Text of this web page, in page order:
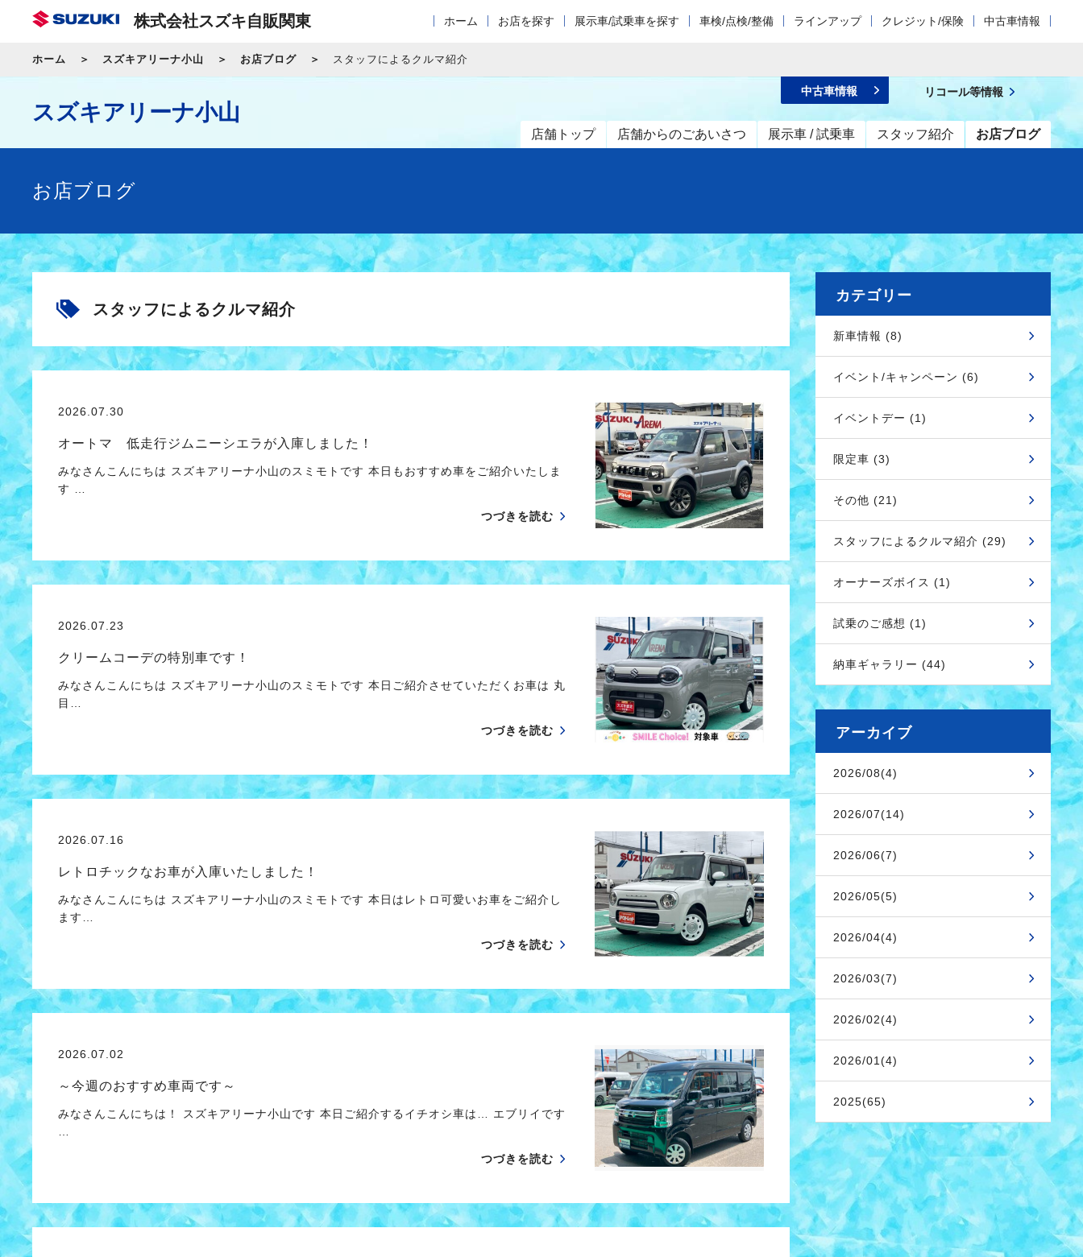
株式会社スズキ自販関東 ホーム お店を探す 展示車/試乗車を探す 車検/点検/整備 ラインアップ クレジット/保険 中古車情報
ホーム スズキアリーナ小山 お店ブログ スタッフによるクルマ紹介
スズキアリーナ小山
店舗トップ 店舗からのごあいさつ 展示車 / 試乗車 スタッフ紹介 お店ブログ
中古車情報 リコール等情報
お店ブログ
スタッフによるクルマ紹介
2026.07.30
オートマ 低走行ジムニーシエラが入庫しました！
みなさんこんにちは スズキアリーナ小山のスミモトです 本日もおすすめ車をご紹介いたしま
す …
つづきを読む
2026.07.23
クリームコーデの特別車です！
みなさんこんにちは スズキアリーナ小山のスミモトです 本日ご紹介させていただくお車は 丸
目…
つづきを読む
2026.07.16
レトロチックなお車が入庫いたしました！
みなさんこんにちは スズキアリーナ小山のスミモトです 本日はレトロ可愛いお車をご紹介し
ます…
つづきを読む
2026.07.02
～今週のおすすめ車両です～
みなさんこんにちは！ スズキアリーナ小山です 本日ご紹介するイチオシ車は… エブリイです
つづきを読む
カテゴリー
新車情報 (8)
イベント/キャンペーン (6)
イベントデー (1)
限定車 (3)
その他 (21)
スタッフによるクルマ紹介 (29)
オーナーズボイス (1)
試乗のご感想 (1)
納車ギャラリー (44)
アーカイブ
2026/08(4)
2026/07(14)
2026/06(7)
2026/05(5)
2026/04(4)
2026/03(7)
2026/02(4)
2026/01(4)
2025(65)